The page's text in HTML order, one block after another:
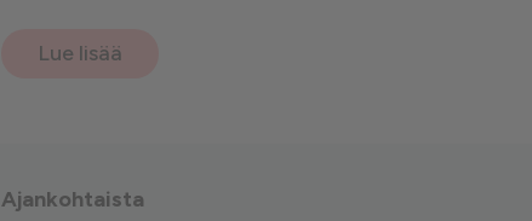
Lue lisää
Ajankohtaista